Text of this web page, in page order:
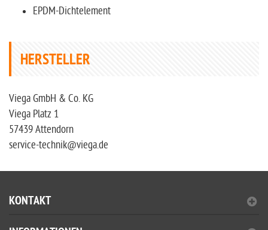
EPDM-Dichtelement
HERSTELLER
Viega GmbH & Co. KG
Viega Platz 1
57439 Attendorn
service-technik@viega.de
KONTAKT